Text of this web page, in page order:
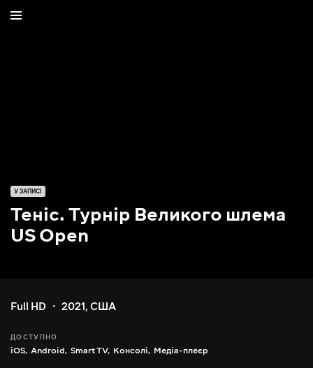
У ЗАПИСІ
Теніс. Турнір Великого шлема
US Open
Full HD 2021, США
ДОСТУПНО
iOS, Android, Smart TV, Консолі, Медіа-плеєр